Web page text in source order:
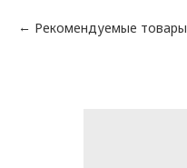
Рекомендуемые товары